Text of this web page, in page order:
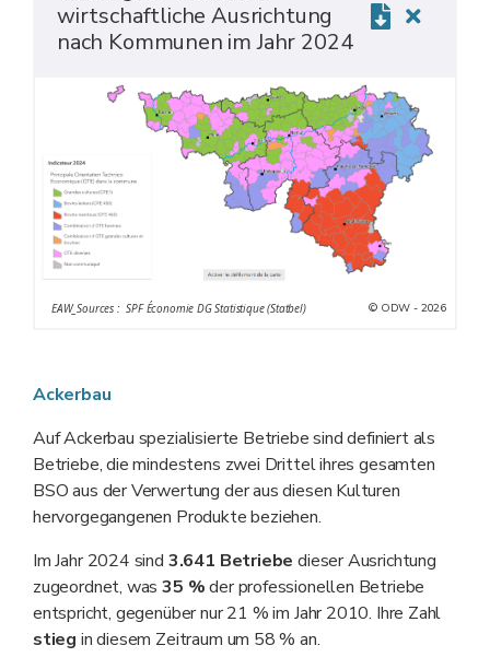
wirtschaftliche Ausrichtung
nach Kommunen im Jahr 2024
EAW_Sources : SPF Économie DG Statistique (Statbel) © ODW - 2026
Ackerbau
Auf Ackerbau spezialisierte Betriebe sind definiert als
Betriebe, die mindestens zwei Drittel ihres gesamten
BSO aus der Verwertung der aus diesen Kulturen
hervorgegangenen Produkte beziehen.
Im Jahr 2024 sind 3.641 Betriebe dieser Ausrichtung
zugeordnet, was35 %der professionellen Betriebe
entspricht, gegenüber nur 21 % im Jahr 2010. Ihre Zahl
stieg in diesem Zeitraum um 58 % an.